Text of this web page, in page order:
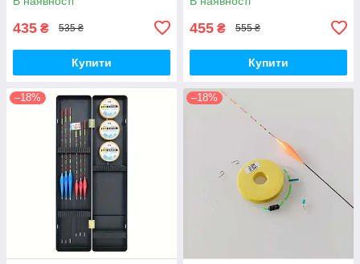
435 ₴ 535 ₴
Купити
455 ₴ 555 ₴
Купити
–18% –18%